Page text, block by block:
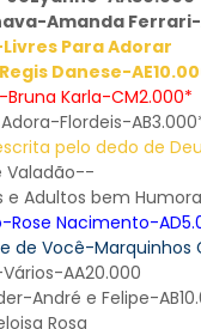
Amanda Ferrari-
Para Adorar
Danese-
Karla-CM2.000*
Flordeis-
pelo dedo de
Valadão--
e Adultos bem
Rose Nacimento-
de Você-Marquinhos
AA20.000
André e Felipe-
Rosa